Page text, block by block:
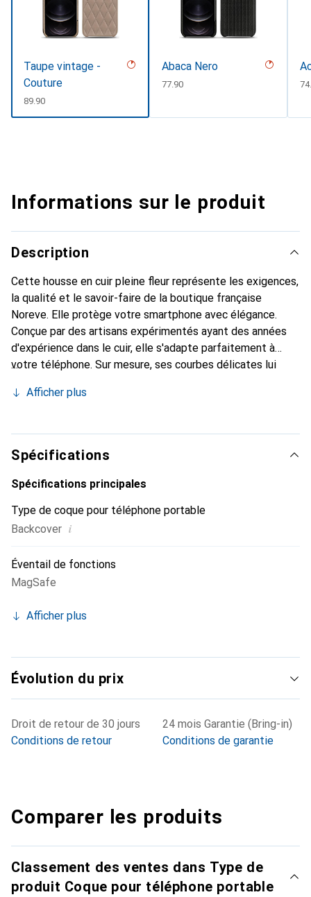
Taupe vintage -
Couture
CHF
89.90
Abaca Nero
CHF
77.90
Informations sur le produit
Description
Cette housse en cuir pleine fleur représente les exigences,
la qualité et le savoir-faire de la boutique française
Noreve. Elle protège votre smartphone avec élégance.
Conçue par des artisans expérimentés ayant des années
d'expérience dans le cuir, elle s'adapte parfaitement à
votre téléphone. Sur mesure, ses courbes délicates lui
l'accessoire chic et indispensable pour votre smartphone.
qualité, la marque Noreve est un choix fiable pour une
clientèle exigeante.
Afficher plus
Spécifications
Spécifications principales
Type de coque pour téléphone portable
Backcover i
Éventail de fonctions
MagSafe
Afficher plus
Évolution du prix
Droit de retour de 30 jours
Conditions de retour
24 mois Garantie (Bring-in)
Conditions de garantie
Comparer les produits
Classement des ventes dans Type de
produit Coque pour téléphone portable